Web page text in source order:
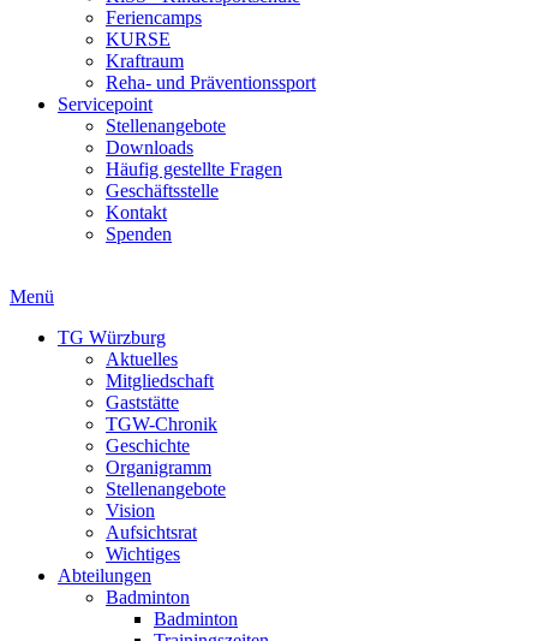
Feriencamps
KURSE
Kraftraum
Reha- und Präventionssport
Servicepoint
Stellenangebote
Downloads
Häufig gestellte Fragen
Geschäftsstelle
Kontakt
Spenden
Menü
TG Würzburg
Aktuelles
Mitgliedschaft
Gaststätte
TGW-Chronik
Geschichte
Organigramm
Stellenangebote
Vision
Aufsichtsrat
Wichtiges
Abteilungen
Badminton
Badminton